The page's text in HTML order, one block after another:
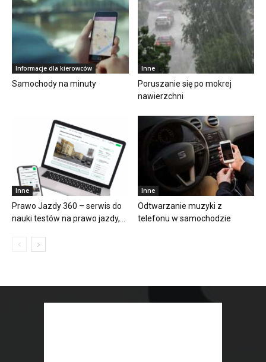
Informacje dla kierowców
Samochody na minuty
Inne
Poruszanie się po mokrej
nawierzchni
Inne
Prawo Jazdy 360 – serwis do
nauki testów na prawo jazdy,...
Inne
Odtwarzanie muzyki z
telefonu w samochodzie